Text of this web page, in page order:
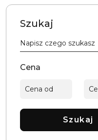
Szukaj
Cena
Szukaj